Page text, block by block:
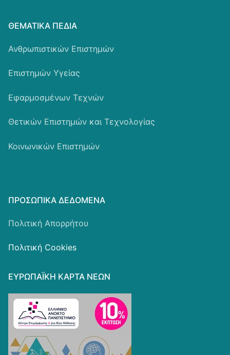
ΘΕΜΑΤΙΚΆ ΠΕΔΊΑ
Ανθρωπιστικών Επιστημών
Επιστημών Υγείας
Εφαρμοσμένων Τεχνών
Θετικών Επιστημών και Τεχνολογίας
Κοινωνικών Επιστημών
ΠΡΟΣΩΠΙΚΆ ΔΕΔΟΜΈΝΑ
Πολιτική Απορρήτου
Πολιτική Cookies
ΕΥΡΩΠΑΪΚΗ ΚΑΡΤΑ ΝΕΩΝ